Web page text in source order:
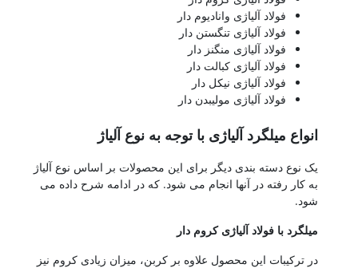
فولاد آلیاژی وانادیوم دار
فولاد آلیاژی تنگستن دار
فولاد آلیاژی منگنز دار
فولاد آلیاژی کبالت دار
فولاد آلیاژی نیکل دار
فولاد آلیاژی مولیبدن دار
میلگرد آلیاژی با توجه به نوع آلیاژ
نوع دسته بندی دیگر برای این محصولات بر اساس نوع آلیاژ
کار رفته در آنها انجام می شود. که در ادامه شرح داده می
با فولاد آلیاژی کروم دار
ترکیبات این محصول علاوه بر کربن، میزان زیادی کروم نیز